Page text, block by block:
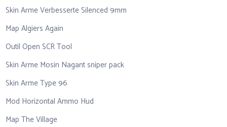
Skin Arme Verbesserte Silenced 9mm
Map Algiers Again
Outil Open SCR Tool
Skin Arme Mosin Nagant sniper pack
Skin Arme Type 96
Mod Horizontal Ammo Hud
Map The Village